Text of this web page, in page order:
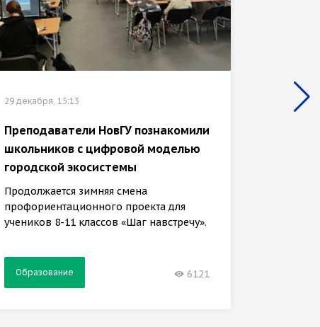
29 декабря, 15:13
Преподаватели НовГУ познакомили
школьников с цифровой моделью
городской экосистемы
Продолжается зимняя смена
профориентационного проекта для
учеников 8-11 классов «Шаг навстречу».
Образование 6121
29
ГИС-